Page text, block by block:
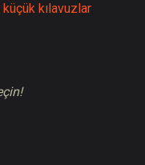
kılavuzlar